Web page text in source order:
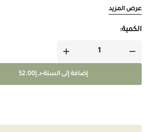
خال من المواد الحافظة والمنكهات والإضافات
عرض المزيد
الكمية:
إضافة إلى السلة-د.إ52.00